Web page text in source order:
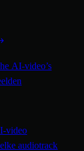
AI-video’s
video
audiotrack